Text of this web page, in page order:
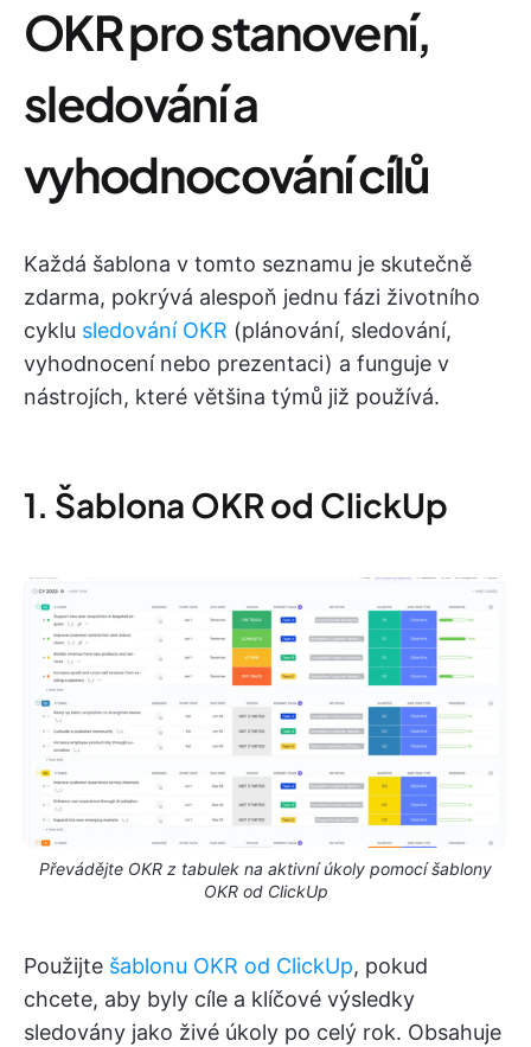
OKR pro stanovení,
sledování a
vyhodnocování cílů
Každá šablona v tomto seznamu je skutečně
zdarma, pokrývá alespoň jednu fázi životního
cyklu sledování OKR (plánování, sledování,
vyhodnocení nebo prezentaci) a funguje v
nástrojích, které většina týmů již používá.
1. Šablona OKR od ClickUp
Převádějte OKR z tabulek na aktivní úkoly pomocí šablony
OKR od ClickUp
Použijte šablonu OKR od ClickUp, pokud
chcete, aby byly cíle a klíčové výsledky
sledovány jako živé úkoly po celý rok. Obsahuje